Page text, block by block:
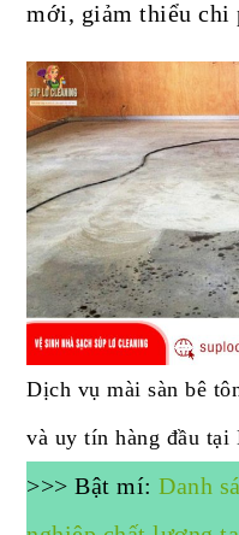
mới, giảm thiểu chi
Dịch vụ mài sàn bê
và uy tín hàng đầu tại
>>> Bật mí:Danh